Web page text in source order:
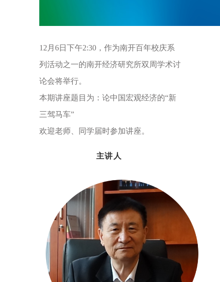
12月6日下午2:30，作为南开百年校庆系
列活动之一的南开经济研究所双周学术讨
论会将举行。
本期讲座题目为：论中国宏观经济的“新
三驾马车”
欢迎老师、同学届时参加讲座。
主讲人